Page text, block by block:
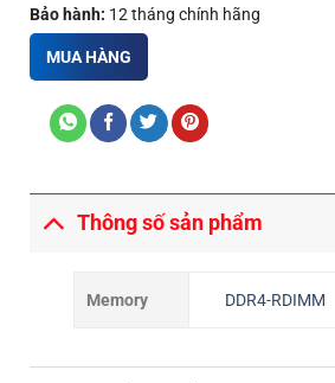
Bảo hành: 12 tháng chính hãng
MUA HÀNG
Thông số sản phẩm
Memory DDR4-RDIMM